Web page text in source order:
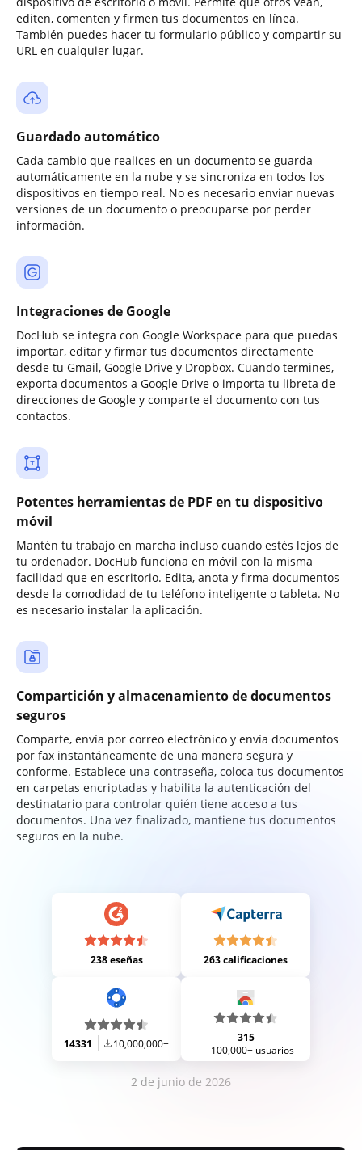
editen, comenten y firmen tus documentos en línea.
También puedes hacer tu formulario público y compartir su
URL en cualquier lugar.
Guardado automático
Cada cambio que realices en un documento se guarda
automáticamente en la nube y se sincroniza en todos los
dispositivos en tiempo real. No es necesario enviar nuevas
versiones de un documento o preocuparse por perder
información.
Integraciones de Google
DocHub se integra con Google Workspace para que puedas
importar, editar y firmar tus documentos directamente
desde tu Gmail, Google Drive y Dropbox. Cuando termines,
exporta documentos a Google Drive o importa tu libreta de
direcciones de Google y comparte el documento con tus
contactos.
Potentes herramientas de PDF en tu dispositivo
móvil
Mantén tu trabajo en marcha incluso cuando estés lejos de
tu ordenador. DocHub funciona en móvil con la misma
facilidad que en escritorio. Edita, anota y firma documentos
desde la comodidad de tu teléfono inteligente o tableta. No
es necesario instalar la aplicación.
Compartición y almacenamiento de documentos
seguros
Comparte, envía por correo electrónico y envía documentos
por fax instantáneamente de una manera segura y
conforme. Establece una contraseña, coloca tus documentos
en carpetas encriptadas y habilita la autenticación del
destinatario para controlar quién tiene acceso a tus
documentos. Una vez finalizado, mantiene tus documentos
seguros en la nube.
238 eseñas 263 calificaciones
14331 10,000,000+
315
100,000+ usuarios
2 de junio de 2026